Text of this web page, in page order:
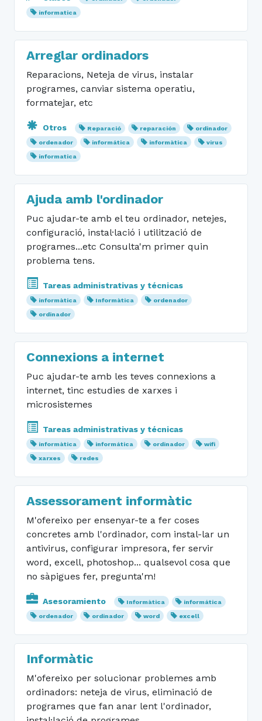
informatica
Arreglar ordinadors
Reparacions, Neteja de virus, instalar
programes, canviar sistema operatiu,
formatejar, etc
Otros Reparació reparación
ordinador
ordenador
informática informàtica
virus
informatica
Ajuda amb l'ordinador
Puc ajudar-te amb el teu ordinador, netejes,
configuració, instal·lació i utilització de
programes...etc Consulta'm primer quin
problema tens.
Tareas administrativas y técnicas
informàtica Informàtica
ordenador
ordinador
Connexions a internet
Puc ajudar-te amb les teves connexions a
internet, tinc estudies de xarxes i
microsistemes
Tareas administrativas y técnicas
informàtica informática ordinador
wifi
xarxes
redes
Assessorament informàtic
M'ofereixo per ensenyar-te a fer coses
concretes amb l'ordinador, com instal-lar un
antivirus, configurar impresora, fer servir
word, excell, photoshop... qualsevol cosa que
no sàpigues fer, pregunta'm!
Asesoramiento Informàtica
informática
ordenador
ordinador word excell
Informàtic
M'ofereixo per solucionar problemes amb
ordinadors: neteja de virus, eliminació de
programes que fan anar lent l'ordinador,